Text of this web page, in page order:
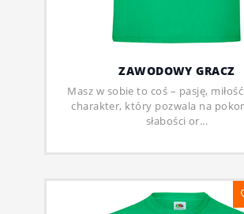
ZAWODOWY GRACZ
Masz w sobie to coś – pasję,
charakter, który pozwala na
słabości or...